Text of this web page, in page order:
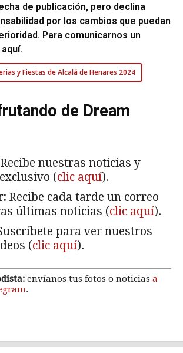
de publicación, pero declina
por los cambios que puedan
Para comunicarnos un
aquí.
y Fiestas de Alcalá de Henares 2024
de Dream
Recibe nuestras noticias y
(clic aquí).
Recibe cada tarde un correo
últimas noticias (clic aquí).
para ver nuestros
(clic aquí).
envíanos tus fotos o noticias a
.